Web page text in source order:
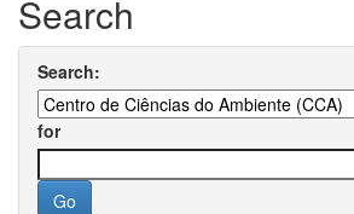
Search
Search:
for